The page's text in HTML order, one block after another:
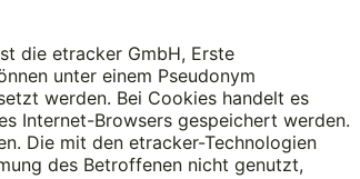
die etracker GmbH, Erste
unter einem Pseudonym
werden. Bei Cookies handelt es
Internet-Browsers gespeichert werden.
Die mit den etracker-Technologien
des Betroffenen nicht genutzt,